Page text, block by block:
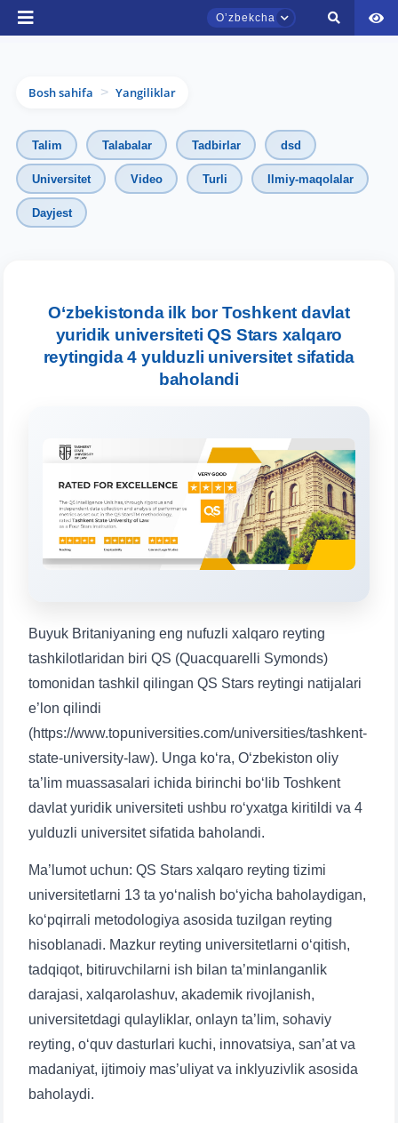
Oʼzbekcha
Bosh sahifa > Yangiliklar
Talim Talabalar Tadbirlar dsd
Universitet Video Turli Ilmiy-maqolalar
Dayjest
O‘zbekistonda ilk bor Toshkent davlat
yuridik universiteti QS Stars xalqaro
reytingida 4 yulduzli universitet sifatida
baholandi
Buyuk Britaniyaning eng nufuzli xalqaro reyting
tashkilotlaridan biri QS (Quacquarelli Symonds)
tomonidan tashkil qilingan QS Stars reytingi natijalari
e’lon qilindi
(https://www.topuniversities.com/universities/tashkent-
state-university-law). Unga ko‘ra, O‘zbekiston oliy
ta’lim muassasalari ichida birinchi bo‘lib Toshkent
davlat yuridik universiteti ushbu ro‘yxatga kiritildi va 4
yulduzli universitet sifatida baholandi.
Ma’lumot uchun: QS Stars xalqaro reyting tizimi
universitetlarni 13 ta yo‘nalish bo‘yicha baholaydigan,
ko‘pqirrali metodologiya asosida tuzilgan reyting
hisoblanadi. Mazkur reyting universitetlarni o‘qitish,
tadqiqot, bitiruvchilarni ish bilan ta’minlanganlik
darajasi, xalqarolashuv, akademik rivojlanish,
universitetdagi qulayliklar, onlayn ta’lim, sohaviy
reyting, o‘quv dasturlari kuchi, innovatsiya, san’at va
madaniyat, ijtimoiy mas’uliyat va inklyuzivlik asosida
baholaydi.
TDYU qabul murojaatlari chati
chatiga xush kelibsiz.
Qabul bo'yicha murojaatlaringizni ushbu
chatda qoldiring.
2. Hujjatlar (magistr) (4)
3. Suhbat (bakalavr) (8) 4. Suhbat (magistr) (5)
6. Elektron ariza (16)
7. Call-center (4) 8. Bakalavriat kvotasi (3)